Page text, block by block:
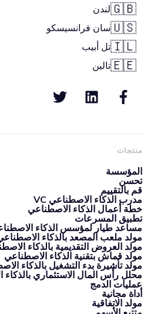
🇬🇧لندن
🇺🇸سان فرانسيسكو
🇮🇱تل أبيب
🇪🇪تالين
منتجات
المؤسسة
تحسن
قم بالتقييم
مدرب الذكاء الاصطناعي VC
خطة أعمال الذكاء الاصطناعي
تطبيق المسرعات
مساعد طيار لمؤسس الذكاء
مولد ملعب المصعد بالذكاء
مولد العروض التقديمية بالذكاء
مولد قماش بتقنية الذكاء الاصطناعي
مولد تأشيرة بدء التشغيل بالذكاء
محلل رأس المال الاستثماري بالذكاء
عمليات الدمج
أداة مجانية
مولد الاتفاقية